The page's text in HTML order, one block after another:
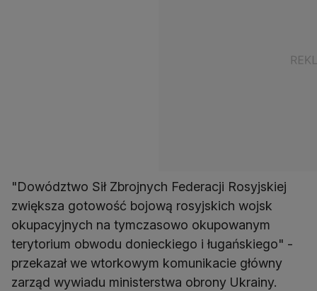
"Dowództwo Sił Zbrojnych Federacji Rosyjskiej
zwiększa gotowość bojową rosyjskich wojsk
okupacyjnych na tymczasowo okupowanym
terytorium obwodu donieckiego i ługańskiego" -
przekazał we wtorkowym komunikacie główny
zarząd wywiadu ministerstwa obrony Ukrainy.